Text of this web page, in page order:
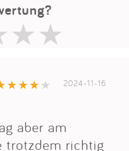
2024-11-16
aber am
trotzdem richtig